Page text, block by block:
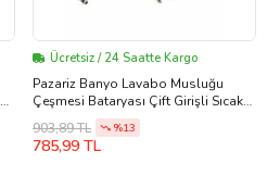
Ücretsiz / 24 Saatte Kargo
Pazariz Banyo Lavabo Musluğu
Çeşmesi Bataryası Çift Girişli Sıcak
Soğuk. (Krom)
903,89 TL %13
785,99 TL